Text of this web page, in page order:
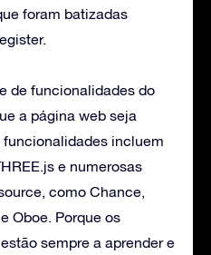
foram batizadas
de funcionalidades do
a página web seja
incluem
e numerosas
como Chance,
Oboe. Porque os
sempre a aprender e